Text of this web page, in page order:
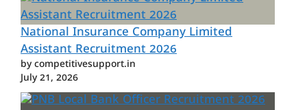
National Insurance Company Limited
Assistant Recruitment 2026
by competitivesupport.in
July 21, 2026